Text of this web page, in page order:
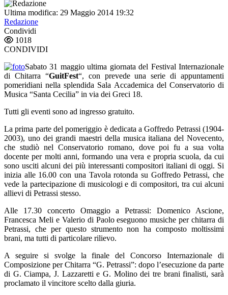
Ultima modifica: 29 Maggio 2014 19:32
Redazione
Condividi
1018
CONDIVIDI
Sabato 31 maggio ultima giornata del Festival Internazionale
di Chitarra “GuitFest“, con prevede una serie di appuntamenti
pomeridiani nella splendida Sala Accademica del Conservatorio di
Musica “Santa Cecilia” in via dei Greci 18.
Tutti gli eventi sono ad ingresso gratuito.
La prima parte del pomeriggio è dedicata a Goffredo Petrassi (1904-
2003), uno dei grandi maestri della musica italiana del Novecento,
che studiò nel Conservatorio romano, dove poi fu a sua volta
docente per molti anni, formando una vera e propria scuola, da cui
sono usciti alcuni dei più interessanti compositori italiani di oggi. Si
inizia alle 16.00 con una Tavola rotonda su Goffredo Petrassi, che
vede la partecipazione di musicologi e di compositori, tra cui alcuni
allievi di Petrassi stesso.
Alle 17.30 concerto Omaggio a Petrassi: Domenico Ascione,
Francesca Meli e Valerio di Paolo eseguono musiche per chitarra di
Petrassi, che per questo strumento non ha composto moltissimi
brani, ma tutti di particolare rilievo.
A seguire si svolge la finale del Concorso Internazionale di
Composizione per Chitarra “G. Petrassi”: dopo l’esecuzione da parte
di G. Ciampa, J. Lazzaretti e G. Molino dei tre brani finalisti, sarà
proclamato il vincitore scelto dalla giuria.